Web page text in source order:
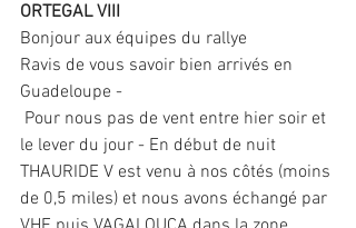
ORTEGAL VIII
Bonjour aux équipes du rallye
Ravis de vous savoir bien arrivés en
Guadeloupe -
Pour nous pas de vent entre hier soir et
le lever du jour - En début de nuit
THAURIDE V est venu à nos côtés (moins
de 0,5 miles) et nous avons échangé par